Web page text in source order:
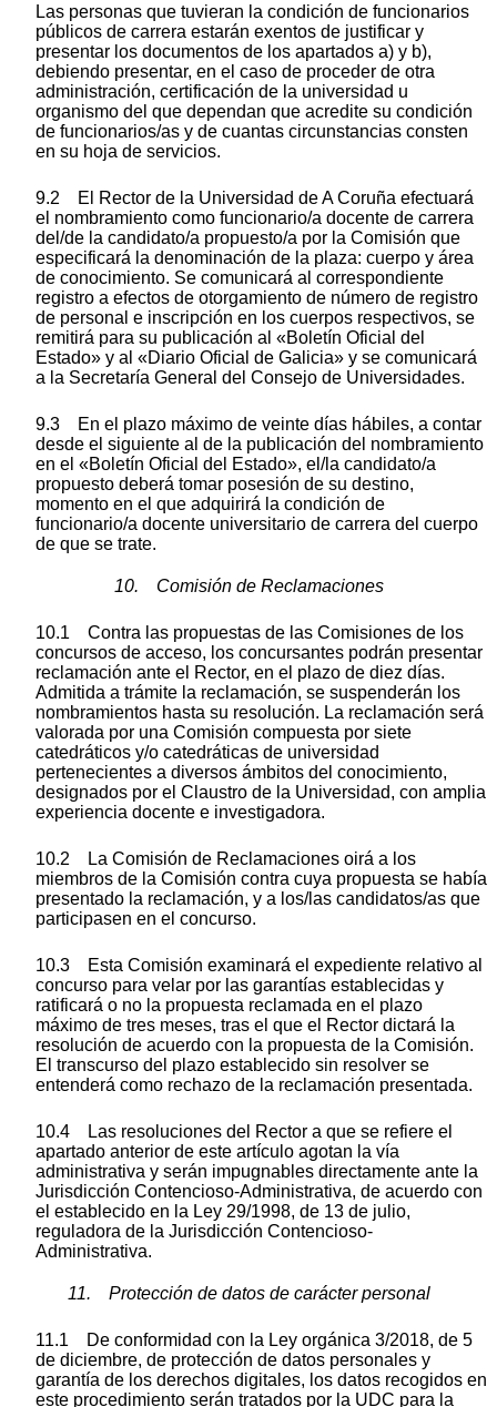
Las personas que tuvieran la condición de funcionarios
públicos de carrera estarán exentos de justificar y
presentar los documentos de los apartados a) y b),
debiendo presentar, en el caso de proceder de otra
administración, certificación de la universidad u
organismo del que dependan que acredite su condición
de funcionarios/as y de cuantas circunstancias consten
en su hoja de servicios.
9.2 El Rector de la Universidad de A Coruña efectuará
el nombramiento como funcionario/a docente de carrera
del/de la candidato/a propuesto/a por la Comisión que
especificará la denominación de la plaza: cuerpo y área
de conocimiento. Se comunicará al correspondiente
registro a efectos de otorgamiento de número de registro
de personal e inscripción en los cuerpos respectivos, se
remitirá para su publicación al «Boletín Oficial del
Estado» y al «Diario Oficial de Galicia» y se comunicará
a la Secretaría General del Consejo de Universidades.
9.3 En el plazo máximo de veinte días hábiles, a contar
desde el siguiente al de la publicación del nombramiento
en el «Boletín Oficial del Estado», el/la candidato/a
propuesto deberá tomar posesión de su destino,
momento en el que adquirirá la condición de
funcionario/a docente universitario de carrera del cuerpo
de que se trate.
10. Comisión de Reclamaciones
10.1 Contra las propuestas de las Comisiones de los
concursos de acceso, los concursantes podrán presentar
reclamación ante el Rector, en el plazo de diez días.
Admitida a trámite la reclamación, se suspenderán los
nombramientos hasta su resolución. La reclamación será
valorada por una Comisión compuesta por siete
catedráticos y/o catedráticas de universidad
pertenecientes a diversos ámbitos del conocimiento,
designados por el Claustro de la Universidad, con amplia
experiencia docente e investigadora.
10.2 La Comisión de Reclamaciones oirá a los
miembros de la Comisión contra cuya propuesta se había
presentado la reclamación, y a los/las candidatos/as que
participasen en el concurso.
10.3 Esta Comisión examinará el expediente relativo al
concurso para velar por las garantías establecidas y
ratificará o no la propuesta reclamada en el plazo
máximo de tres meses, tras el que el Rector dictará la
resolución de acuerdo con la propuesta de la Comisión.
El transcurso del plazo establecido sin resolver se
entenderá como rechazo de la reclamación presentada.
10.4 Las resoluciones del Rector a que se refiere el
apartado anterior de este artículo agotan la vía
administrativa y serán impugnables directamente ante la
Jurisdicción Contencioso-Administrativa, de acuerdo con
el establecido en la Ley 29/1998, de 13 de julio,
reguladora de la Jurisdicción Contencioso-
Administrativa.
11. Protección de datos de carácter personal
11.1 De conformidad con la Ley orgánica 3/2018, de 5
de diciembre, de protección de datos personales y
garantía de los derechos digitales, los datos recogidos en
este procedimiento serán tratados por la UDC para la